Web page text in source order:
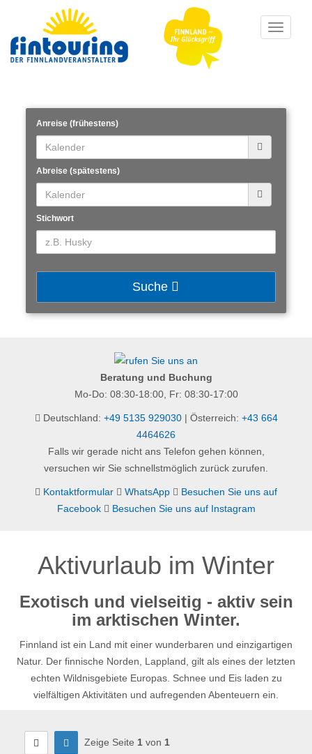
Toggle
Anreise (frühestens)
Abreise (spätestens)
Stichwort
Suche
Beratung und Buchung
Mo-Do: 08:30-18:00, Fr: 08:30-17:00
Deutschland: +49 5135 929030| Österreich: +43 664
4464626
Falls wir gerade nicht ans Telefon gehen können,
versuchen wir Sie schnellstmöglich zurück zurufen.
Kontaktformular WhatsApp
Besuchen Sie uns auf
Facebook
Besuchen Sie uns auf Instagram
Aktivurlaub im Winter
Exotisch und vielseitig - aktiv sein
im arktischen Winter.
Finnland ist ein Land mit einer wunderbaren und einzigartigen
Natur. Der finnische Norden, Lappland, gilt als eines der letzten
echten Wildnisgebiete Europas. Schnee und Eis laden zu
vielfältigen Aktivitäten und aufregenden Abenteuern ein.
Zeige Seite 1 von 1